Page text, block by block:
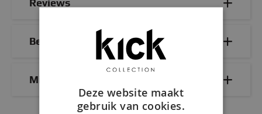
Bezorg- & retourinformatie
Mix & Match
Deze website maakt
gebruik van cookies.